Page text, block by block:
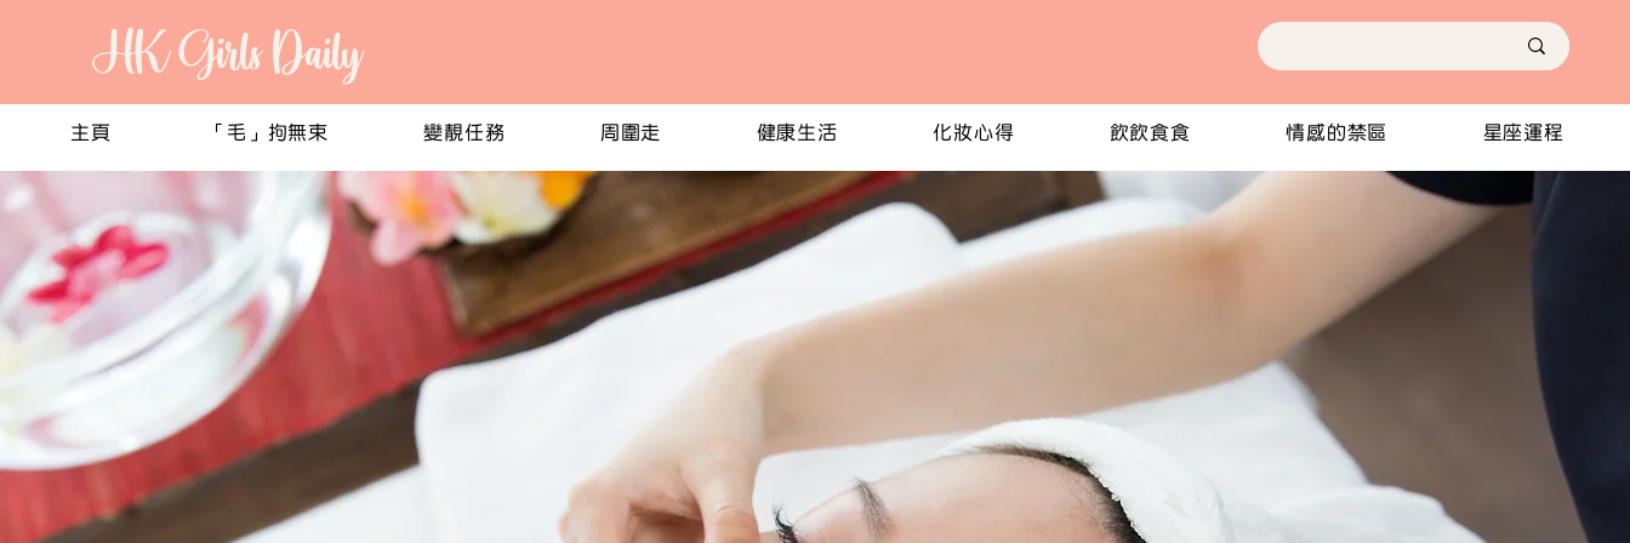
HK Girls Daily
主頁 「毛」拘無束 變靚任務 周圍走 健康生活 化妝心得 飲飲食食 情感的禁區 星座運程